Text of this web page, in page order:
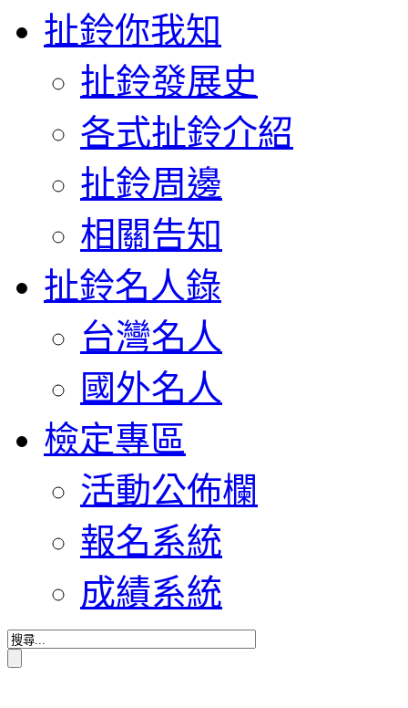
扯鈴你我知
扯鈴發展史
各式扯鈴介紹
扯鈴周邊
相關告知
扯鈴名人錄
台灣名人
國外名人
檢定專區
活動公佈欄
報名系統
成績系統